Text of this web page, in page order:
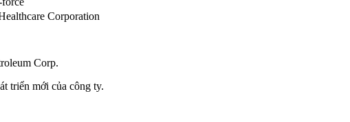
Corporation
Corp.
triển mới của công ty.